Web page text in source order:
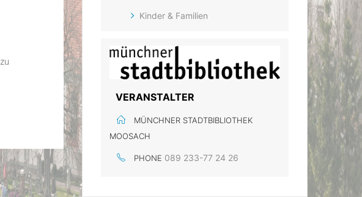
Kinder & Familien
VERANSTALTER
MÜNCHNER STADTBIBLIOTHEK
MOOSACH
PHONE 089 233-77 24 26